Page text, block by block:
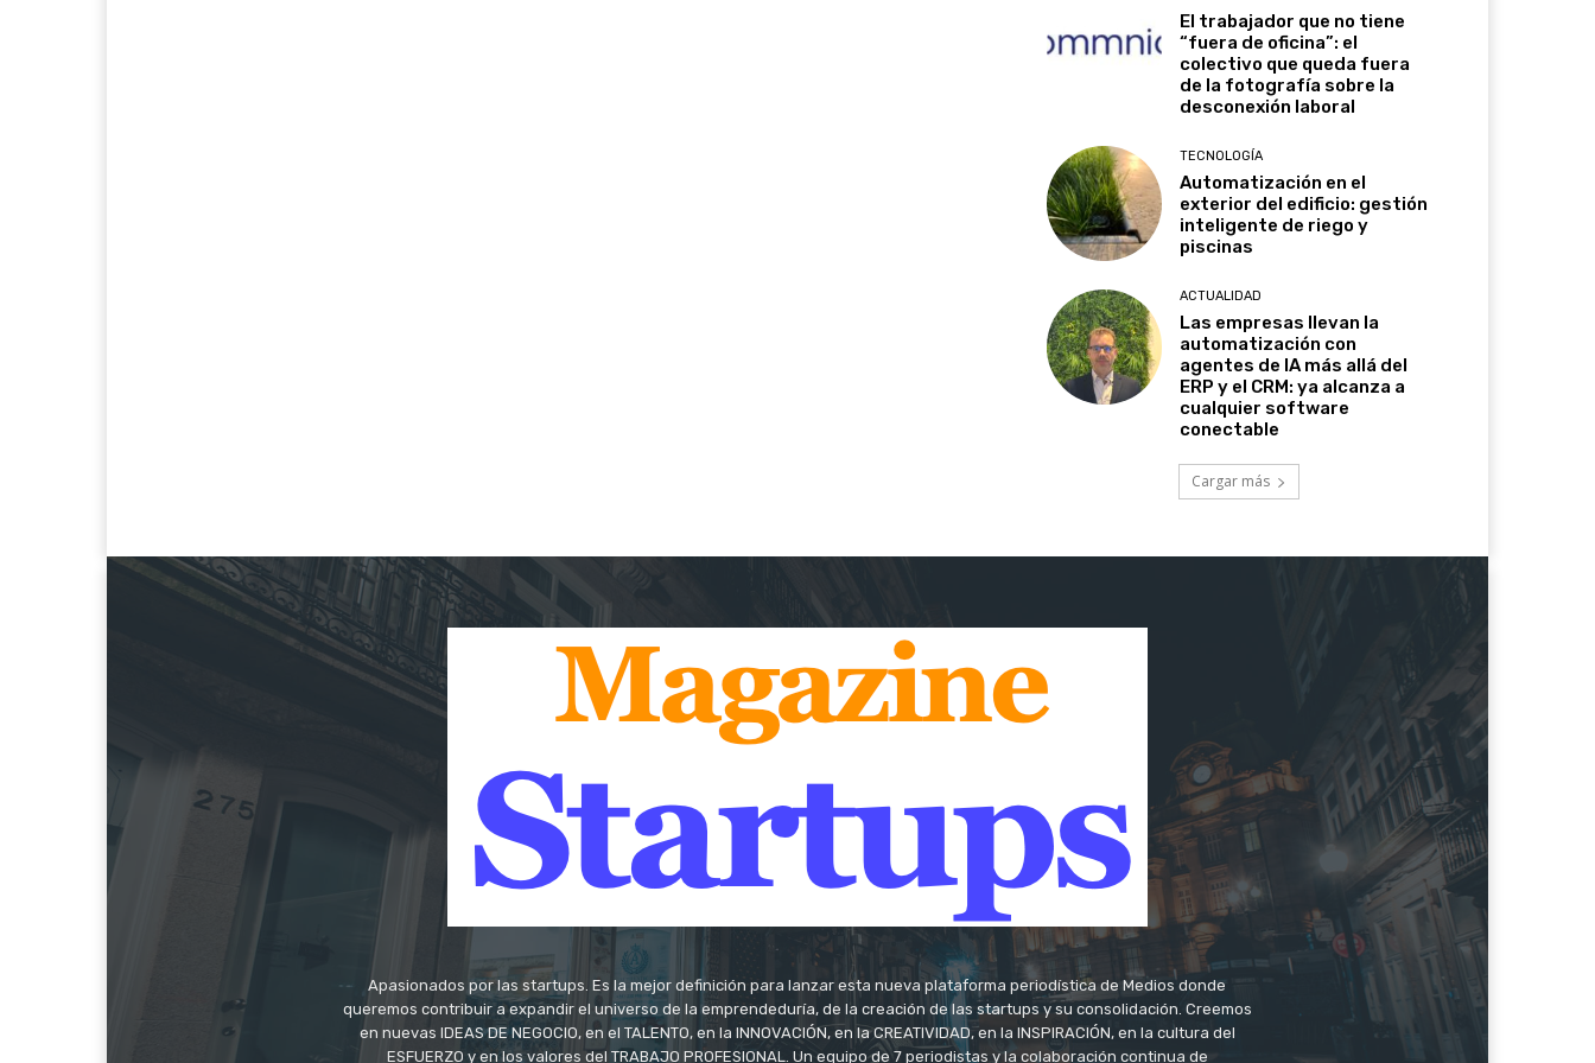
El trabajador que no tiene
“fuera de oficina”: el
colectivo que queda fuera
de la fotografía sobre la
desconexión laboral
TECNOLOGÍA
Automatización en el
exterior del edificio: gestión
inteligente de riego y
piscinas
ACTUALIDAD
Las empresas llevan la
automatización con
agentes de IA más allá del
ERP y el CRM: ya alcanza a
cualquier software
conectable
Cargar más
Apasionados por las startups. Es la mejor definición para lanzar esta nueva plataforma periodística de Medios donde
queremos contribuir a expandir el universo de la emprendeduría, de la creación de las startups y su consolidación. Creemos
en nuevas IDEAS DE NEGOCIO, en el TALENTO, en la INNOVACIÓN, en la CREATIVIDAD, en la INSPIRACIÓN, en la cultura del
ESFUERZO y en los valores del TRABAJO PROFESIONAL. Un equipo de 7 periodistas y la colaboración continua de